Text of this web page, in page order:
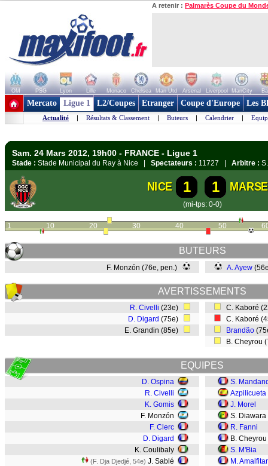
A retenir : Palmarès Coupe du
OM PSG Lyon Lille Monaco Chelsea Man Utd Arsenal Liverpool ManCity
+ de clubs
Mercato Ligue 1 L2/Coupes Etranger Coupe d'Europe Les
Actualité | Résultats & Classement | Buteurs | Calendrier |
Sam. 24 Mars 2012, 19h00 - FRANCE - Ligue 1
Stade : Stade Municipal du Ray à Nice | Spectateurs : 11727 | Arbitre :
NICE 1 1
(mi-tps: 0-0)
1 10 20 30 40 50
BUTEURS
F. Monzón (76e, pen.) A. Ayew
AVERTISSEMENTS
R. Civelli (23e)
D. Digard (75e)
E. Grandin (85e)
C. Kaboré
C. Kaboré
Brandão
B. Cheyrou
EQUIPES
D. Ospina
R. Civelli
K. Gomis
F. Monzón
F. Clerc
D. Digard
K. Coulibaly
(F. Dja Djedjé, 54e) J. Sablé
S.
Azpilicueta
J. Morel
S. Diawara
R. Fanni
B. Cheyrou
S. M'Bia
M.